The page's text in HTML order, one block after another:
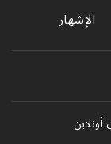
الإشهار